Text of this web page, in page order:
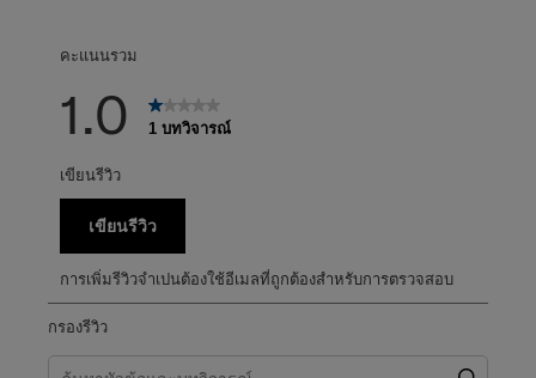
คะแนนรวม
1.0 1 บทวิจารณ์
เขียนรีวิว
เขียนรีวิว
การเพิ่มรีวิวจำเปนต้องใช้อีเมลที่ถูกต้องสำหรับการตรวจสอบ
กรองรีวิว